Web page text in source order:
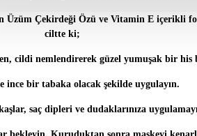
Üzüm Çekirdeği Özü ve Vitamin E içerikli
ciltte ki;
cildi nemlendirerek güzel yumuşak bir his
ince bir tabaka olacak şekilde uygulayın.
saç dipleri ve dudaklarınıza